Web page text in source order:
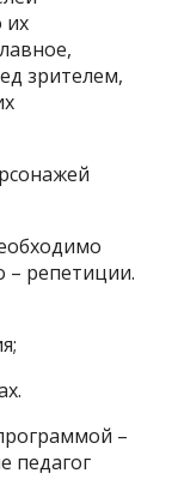
их
зрителем,
– репетиции.
–
педагог